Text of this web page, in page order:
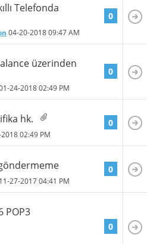
Telefonda
04-20-201809:47 AM
0
üzerinden
24-201802:49 PM
0
hk.
02:49 PM
0
11-27-201704:41 PM
0
POP3
0